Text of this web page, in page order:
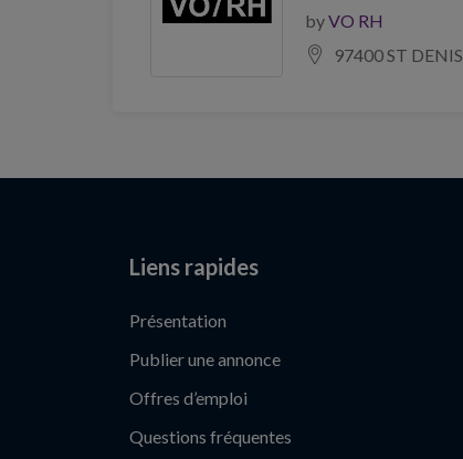
byVO RH
97400 ST DENIS
Liens rapides
Présentation
Publier une annonce
Offres d’emploi
Questions fréquentes